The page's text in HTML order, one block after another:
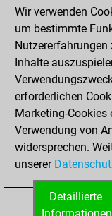
Wir verwenden
um bestimmte
Nutzererfahrungen
Inhalte
erforderlichen
Marketing-Cookies
Verwendung von
widersprechen.
unserer
Detaillierte